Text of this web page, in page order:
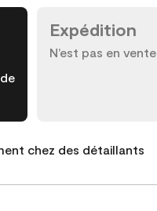
Expédition
N’est pas en vente
chez des détaillants